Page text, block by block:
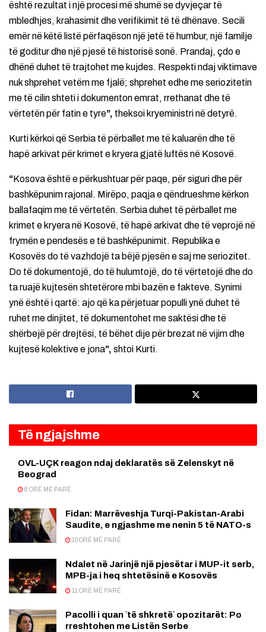
është rezultat i një procesi më shumë se dyvjeçar të
mbledhjes, krahasimit dhe verifikimit të të dhënave. Secili
emër në këtë listë përfaqëson një jetë të humbur, një familje
të goditur dhe një pjesë të historisë sonë. Prandaj, çdo e
dhënë duhet të trajtohet me kujdes. Respekti ndaj viktimave
nuk shprehet vetëm me fjalë; shprehet edhe me seriozitetin
me të cilin shteti i dokumenton emrat, rrethanat dhe të
vërtetën për fatin e tyre”, theksoi kryeministri në detyrë.
Kurti kërkoi që Serbia të përballet me të kaluarën dhe të
hapë arkivat për krimet e kryera gjatë luftës në Kosovë.
“Kosova është e përkushtuar për paqe, për siguri dhe për
bashkëpunim rajonal. Mirëpo, paqja e qëndrueshme kërkon
ballafaqim me të vërtetën. Serbia duhet të përballet me
krimet e kryera në Kosovë, të hapë arkivat dhe të veprojë në
frymën e pendesës e të bashkëpunimit. Republika e
Kosovës do të vazhdojë ta bëjë pjesën e saj me seriozitet.
Do të dokumentojë, do të hulumtojë, do të vërtetojë dhe do
ta ruajë kujtesën shtetërore mbi bazën e fakteve. Synimi
ynë është i qartë: ajo që ka përjetuar populli ynë duhet të
ruhet me dinjitet, të dokumentohet me saktësi dhe të
shërbejë për drejtësi, të bëhet dije për brezat në vijim dhe
kujtesë kolektive e jona”, shtoi Kurti.
Të ngjajshme
OVL-UÇK reagon ndaj deklaratës së Zelenskyt në
Beograd
8 ORË MË PARË
Fidan: Marrëveshja Turqi-Pakistan-Arabi
Saudite, e ngjashme me nenin 5 të NATO-s
10 ORË MË PARË
Ndalet në Jarinjë një pjesëtar i MUP-it serb,
MPB-ja i heq shtetësinë e Kosovës
11 ORË MË PARË
Pacolli i quan `të shkretë` opozitarët: Po
rreshtohen me Listën Serbe